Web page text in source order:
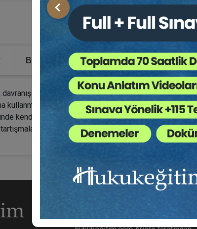
Önceki
Kategoriler: Bütün Hukuk Kitapları,
Bu Kitap İçin Kaç Ağaç Kesiliyor ?
hukuki sonuçları olabilmektedir.
kullanmak için durakta beklemek ya da otoparka
kendini buluvermesi ya da edimin geri verilmesinin
yol açmıştır.